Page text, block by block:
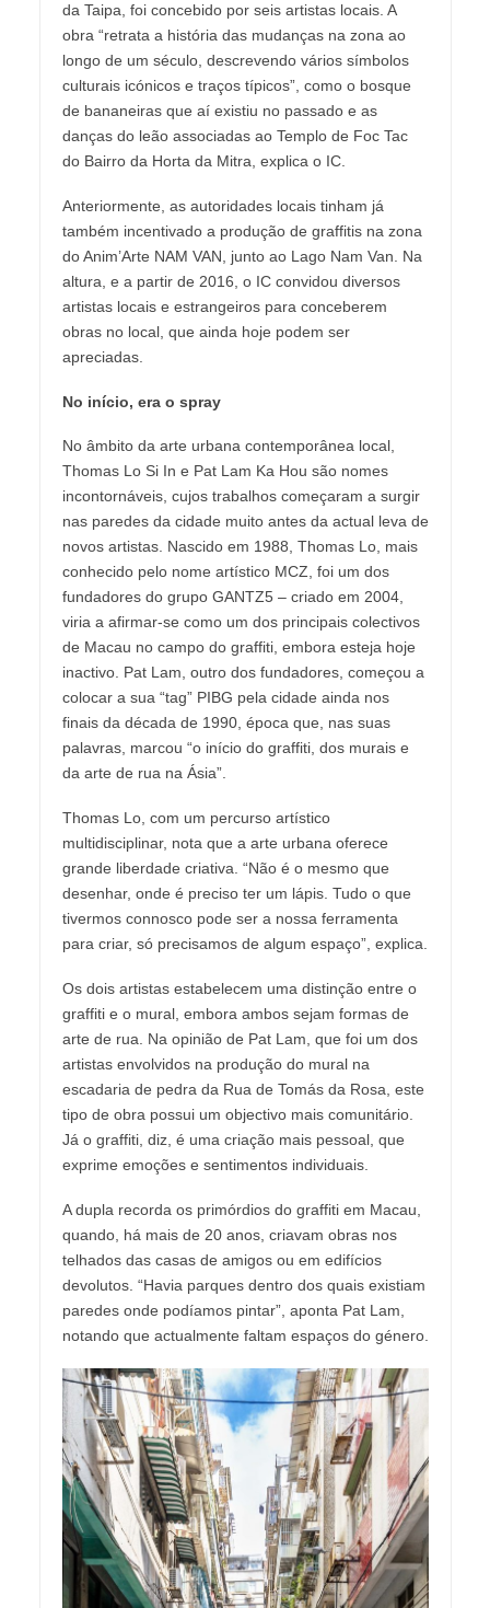
da Taipa, foi concebido por seis artistas locais. A
obra “retrata a história das mudanças na zona ao
longo de um século, descrevendo vários símbolos
culturais icónicos e traços típicos”, como o bosque
de bananeiras que aí existiu no passado e as
danças do leão associadas ao Templo de Foc Tac
do Bairro da Horta da Mitra, explica o IC.
Anteriormente, as autoridades locais tinham já
também incentivado a produção de graffitis na zona
do Anim’Arte NAM VAN, junto ao Lago Nam Van. Na
altura, e a partir de 2016, o IC convidou diversos
artistas locais e estrangeiros para conceberem
obras no local, que ainda hoje podem ser
apreciadas.
No início, era o spray
No âmbito da arte urbana contemporânea local,
Thomas Lo Si In e Pat Lam Ka Hou são nomes
incontornáveis, cujos trabalhos começaram a surgir
nas paredes da cidade muito antes da actual leva de
novos artistas. Nascido em 1988, Thomas Lo, mais
conhecido pelo nome artístico MCZ, foi um dos
fundadores do grupo GANTZ5 – criado em 2004,
viria a afirmar-se como um dos principais colectivos
de Macau no campo do graffiti, embora esteja hoje
inactivo. Pat Lam, outro dos fundadores, começou a
colocar a sua “tag” PIBG pela cidade ainda nos
finais da década de 1990, época que, nas suas
palavras, marcou “o início do graffiti, dos murais e
da arte de rua na Ásia”.
Thomas Lo, com um percurso artístico
multidisciplinar, nota que a arte urbana oferece
grande liberdade criativa. “Não é o mesmo que
desenhar, onde é preciso ter um lápis. Tudo o que
tivermos connosco pode ser a nossa ferramenta
para criar, só precisamos de algum espaço”, explica.
Os dois artistas estabelecem uma distinção entre o
graffiti e o mural, embora ambos sejam formas de
arte de rua. Na opinião de Pat Lam, que foi um dos
artistas envolvidos na produção do mural na
escadaria de pedra da Rua de Tomás da Rosa, este
tipo de obra possui um objectivo mais comunitário.
Já o graffiti, diz, é uma criação mais pessoal, que
exprime emoções e sentimentos individuais.
A dupla recorda os primórdios do graffiti em Macau,
quando, há mais de 20 anos, criavam obras nos
telhados das casas de amigos ou em edifícios
devolutos. “Havia parques dentro dos quais existiam
paredes onde podíamos pintar”, aponta Pat Lam,
notando que actualmente faltam espaços do género.